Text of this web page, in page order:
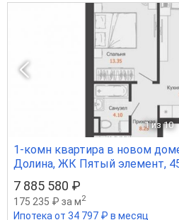
1 из 10
1-комн квартира в новом
Долина, ЖК Пятый элемент,
7 885 580 ₽
175 235 ₽ за м2
Ипотека от 34 797 ₽ в месяц